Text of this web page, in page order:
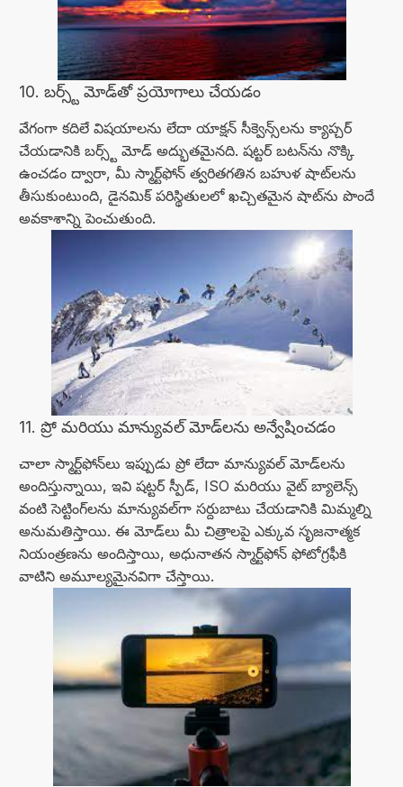
10. బర్స్ట్ మోడ్‌తో ప్రయోగాలు చేయడం
వేగంగా కదిలే విషయాలను లేదా యాక్షన్ సీక్వెన్స్‌లను క్యాప్చర్
చేయడానికి బర్స్ట్ మోడ్ అద్భుతమైనది. షట్టర్ బటన్‌ను నొక్కి
ఉంచడం ద్వారా, మీ స్మార్ట్‌ఫోన్ త్వరితగతిన బహుళ షాట్‌లను
తీసుకుంటుంది, డైనమిక్ పరిస్థితులలో ఖచ్చితమైన షాట్‌ను పొందే
అవకాశాన్ని పెంచుతుంది.
11. ప్రో మరియు మాన్యువల్ మోడ్‌లను అన్వేషించడం
చాలా స్మార్ట్‌ఫోన్‌లు ఇప్పుడు ప్రో లేదా మాన్యువల్ మోడ్‌లను
అందిస్తున్నాయి, ఇవి షట్టర్ స్పీడ్, ISO మరియు వైట్ బ్యాలెన్స్
వంటి సెట్టింగ్‌లను మాన్యువల్‌గా సర్దుబాటు చేయడానికి మిమ్మల్ని
అనుమతిస్తాయి. ఈ మోడ్‌లు మీ చిత్రాలపై ఎక్కువ సృజనాత్మక
నియంత్రణను అందిస్తాయి, అధునాతన స్మార్ట్‌ఫోన్ ఫోటోగ్రఫీకి
వాటిని అమూల్యమైనవిగా చేస్తాయి.